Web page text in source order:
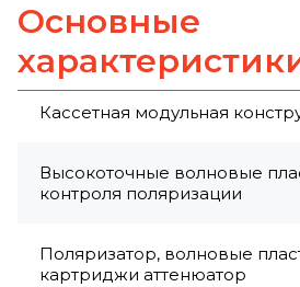
Основные
Кассетная модульная
Высокоточные волновые
контроля поляризации
Поляризатор, волновые
картриджи аттенюатор